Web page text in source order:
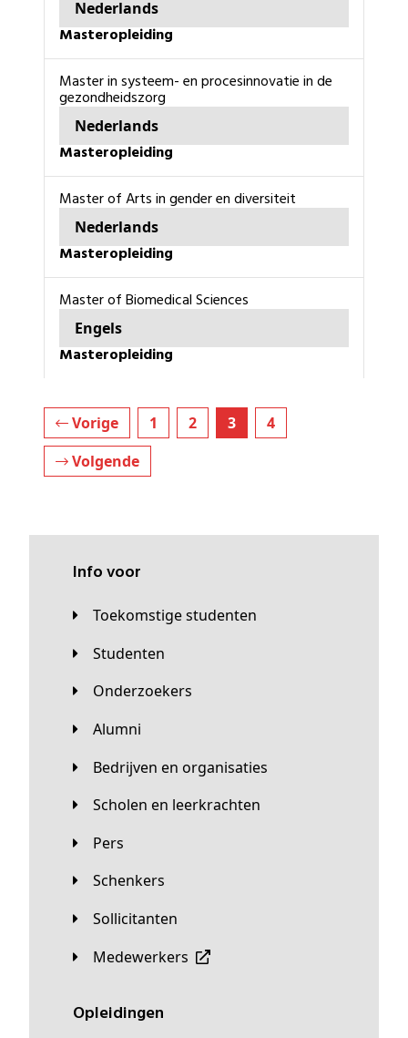
Nederlands
masteropleiding
master in systeem- en procesinnovatie in de
gezondheidszorg
Nederlands
masteropleiding
Master of Arts in gender en diversiteit
Nederlands
masteropleiding
Master of Biomedical Sciences
Engels
masteropleiding
Vorige 1 2 3
4
Volgende
Info voor
Toekomstige studenten
Studenten
Onderzoekers
Alumni
Bedrijven en organisaties
Scholen en leerkrachten
Pers
Schenkers
Sollicitanten
Medewerkers
Opleidingen